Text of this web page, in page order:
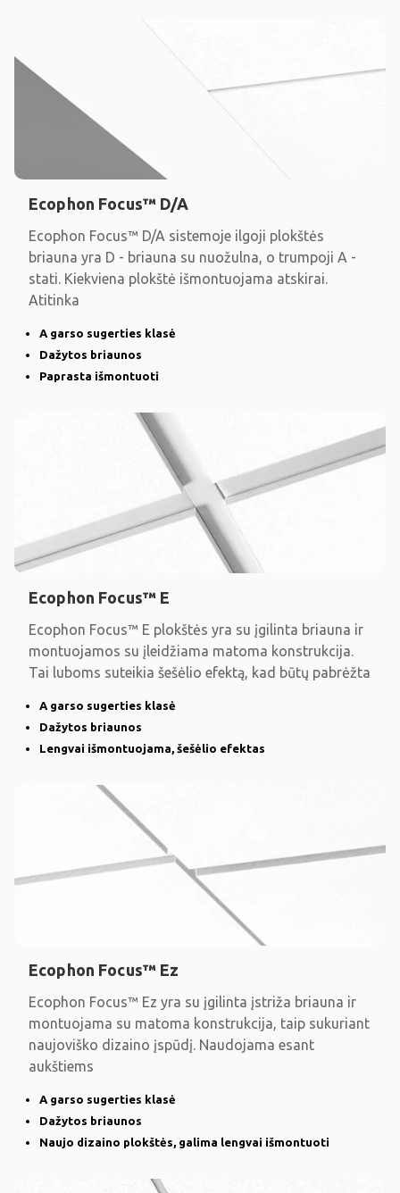
Ecophon Focus™ D/A
Ecophon Focus™ D/A sistemoje ilgoji plokštės
briauna yra D - briauna su nuožulna, o trumpoji A -
stati. Kiekviena plokštė išmontuojama atskirai.
Atitinka
A garso sugerties klasė
Dažytos briaunos
Paprasta išmontuoti
Ecophon Focus™ E
Ecophon Focus™ E plokštės yra su įgilinta briauna ir
montuojamos su įleidžiama matoma konstrukcija.
Tai luboms suteikia šešėlio efektą, kad būtų pabrėžta
A garso sugerties klasė
Dažytos briaunos
Lengvai išmontuojama, šešėlio efektas
Ecophon Focus™ Ez
Ecophon Focus™ Ez yra su įgilinta įstriža briauna ir
montuojama su matoma konstrukcija, taip sukuriant
naujoviško dizaino įspūdį. Naudojama esant
aukštiems
A garso sugerties klasė
Dažytos briaunos
Naujo dizaino plokštės, galima lengvai išmontuoti